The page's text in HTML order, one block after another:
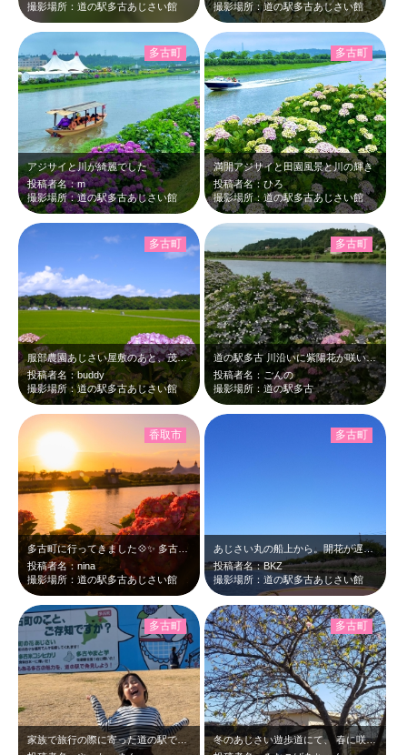
撮影場所：道の駅多古あじさい館
撮影場所：道の駅多古あじさい館
アジサイと川が綺麗でした
投稿者名：m
撮影場所：道の駅多古あじさい館
多古町
満開アジサイと田園風景と川の輝き
投稿者名：ひろ
撮影場所：道の駅多古あじさい館
多古町
服部農園あじさい屋敷のあと、茂原の「コロンビア」というごはん屋さんで昼食を食べ…
投稿者名：buddy
撮影場所：道の駅多古あじさい館
多古町
道の駅多古 川沿いに紫陽花が咲いています 道の駅では、野菜、花、お米など、…
投稿者名：ごんの
撮影場所：道の駅多古
多古町
多古町に行ってきました💠✨ 多古町では今年も 「ふるさと多古町あじさい…
投稿者名：nina
撮影場所：道の駅多古あじさい館
香取市
あじさい丸の船上から。開花が遅かった桜は残念ながら全く咲いていませんでしたが、…
投稿者名：BKZ
撮影場所：道の駅多古あじさい館
多古町
家族で旅行の際に寄った道の駅です。 看板が可愛いですよね! 多古米で作った…
多古町
冬のあじさい遊歩道にて、 春に咲くはずの「桜」と 秋に咲くはずの「秋桜」が…
多古町